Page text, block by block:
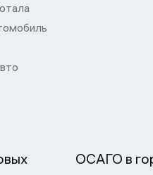
ОСАГО в